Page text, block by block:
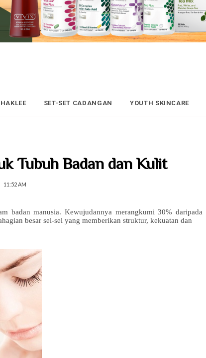
SET-SET CADANGAN YOUTH SKINCARE
Tubuh Badan dan Kulit
11:52 AM
badan manusia. Kewujudannya merangkumi 30% daripada
besar sel-sel yang memberikan struktur, kekuatan dan